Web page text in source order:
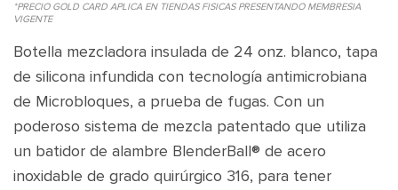
*PRECIO GOLD CARD APLICA EN TIENDAS FISICAS PRESENTANDO MEMBRESIA
VIGENTE
Botella mezcladora insulada de 24 onz. blanco, tapa
de silicona infundida con tecnología antimicrobiana
de Microbloques, a prueba de fugas. Con un
poderoso sistema de mezcla patentado que utiliza
un batidor de alambre BlenderBall® de acero
inoxidable de grado quirúrgico 316, para tener